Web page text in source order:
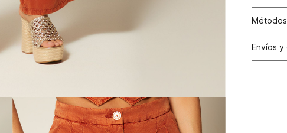
No
fotrar,
lavados
Tarjetas
Envíos
de